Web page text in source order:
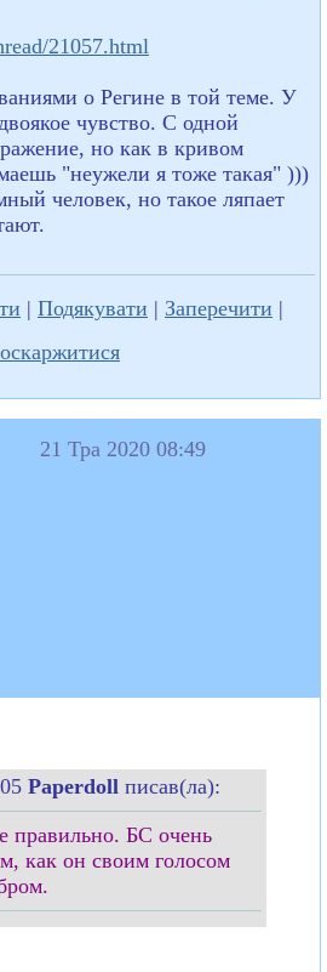
21057.html
о Регине в той теме. У
чувство. С одной
но как в кривом
"неужели я тоже такая" )))
человек, но такое ляпает
| Подякувати | Заперечити |
21 Тра 2020 08:49
Paperdoll писав(ла):
правильно. БС очень
как он своим голосом